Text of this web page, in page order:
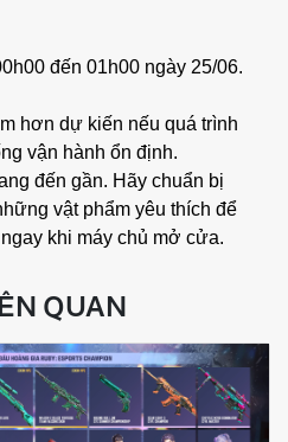
đến 01h00 ngày 25/06.
hơn dự kiến nếu quá trình
vận hành ổn định.
đến gần. Hãy chuẩn bị
vật phẩm yêu thích để
khi máy chủ mở cửa.
QUAN